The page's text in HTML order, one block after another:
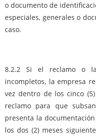
o documento de
especiales, generales o
caso.
8.2.2 Si el reclamo o la
incompletos, la empresa
vez dentro de los cinco
reclamo para que
presenta la
los dos (2) meses